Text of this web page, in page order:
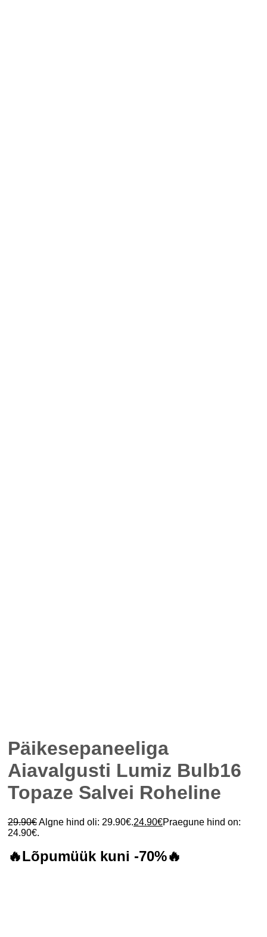
Päikesepaneeliga
Aiavalgusti Lumiz Bulb16
Topaze Salvei Roheline
29.90€Algne hind oli: 29.90€.24.90€Praegune hind on:
24.90€.
🔥Lõpumüük kuni -70%🔥